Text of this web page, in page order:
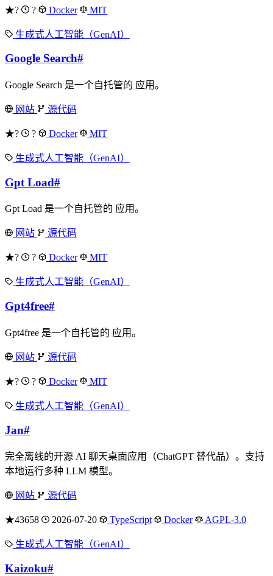
★? ? Docker MIT
生成式人工智能（GenAI）
Google Search#
Google Search 是一个自托管的 应用。
网站 源代码
★? ? Docker MIT
生成式人工智能（GenAI）
Gpt Load#
Gpt Load 是一个自托管的 应用。
网站 源代码
★? ? Docker MIT
生成式人工智能（GenAI）
Gpt4free#
Gpt4free 是一个自托管的 应用。
网站 源代码
★? ? Docker MIT
生成式人工智能（GenAI）
Jan#
完全离线的开源 AI 聊天桌面应用（ChatGPT 替代品）。支持
本地运行多种 LLM 模型。
网站 源代码
★43658 2026-07-20 TypeScript Docker AGPL-3.0
生成式人工智能（GenAI）
Kaizoku#